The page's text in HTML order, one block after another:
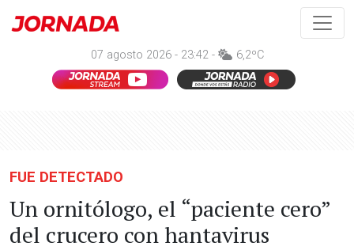
07 agosto 2026 - 23:42 - 6,2ºC
FUE DETECTADO
Un ornitólogo, el “paciente cero”
del crucero con hantavirus